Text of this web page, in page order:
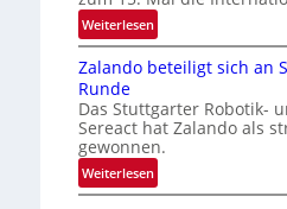
n
e
k
n
a
t
i
s
r
Weiterlesen:
I
n
e
r
n
a
Zalando beteiligt sich an
Runde
Das Stuttgarter Robotik-
Sereact hat Zalando als
gewonnen.
Weiterlesen:
Z